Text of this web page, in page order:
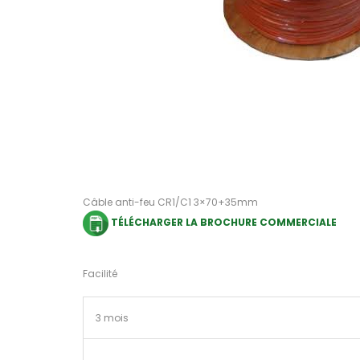
Câble anti-feu CR1/C1 3×70+35mm
TÉLÉCHARGER LA BROCHURE COMMERCIALE
Facilité
3 mois